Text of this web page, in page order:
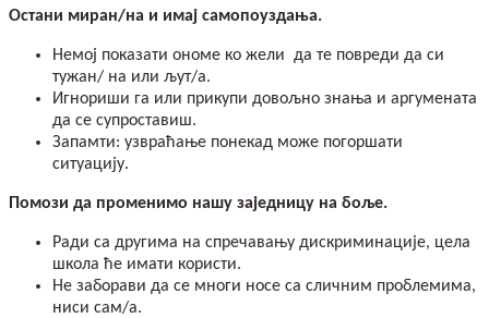
Остани миран/на и имај самопоуздања.
Немој показати ономе ко жели да те повреди да си
тужан/ на или љут/а.
Игнориши га или прикупи довољно знања и аргумената
да се супроставиш.
Запамти: узвраћање понекад може погоршати
ситуацију.
Помози да променимо нашу заједницу на боље.
Ради са другима на спречавању дискриминације, цела
школа ће имати користи.
Не заборави да се многи носе са сличним проблемима,
ниси сам/а.